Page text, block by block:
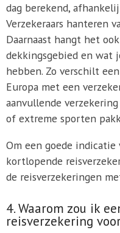
dag berekend,
Verzekeraars hanteren
Daarnaast hangt het
dekkingsgebied en wat
hebben. Zo verschilt
Europa met een
aanvullende
of extreme sporten
Om een goede indicatie
kortlopende
de reisverzekeringen
4. Waarom zou ik
reisverzekering